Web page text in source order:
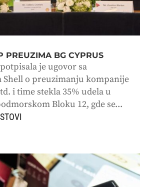
PREUZIMA BG CYPRUS
je ugovor sa
o preuzimanju kompanije
i time stekla 35% udela u
Bloku 12, gde se...